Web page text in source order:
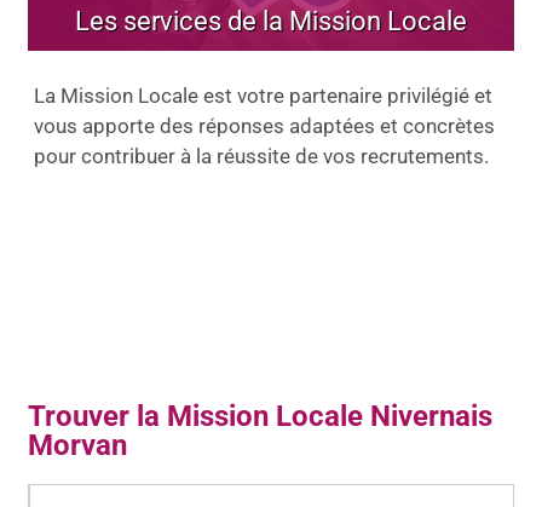
Les services de la Mission Locale
La Mission Locale est votre partenaire privilégié et
vous apporte des réponses adaptées et concrètes
pour contribuer à la réussite de vos recrutements.
Trouver la Mission Locale Nivernais
Morvan